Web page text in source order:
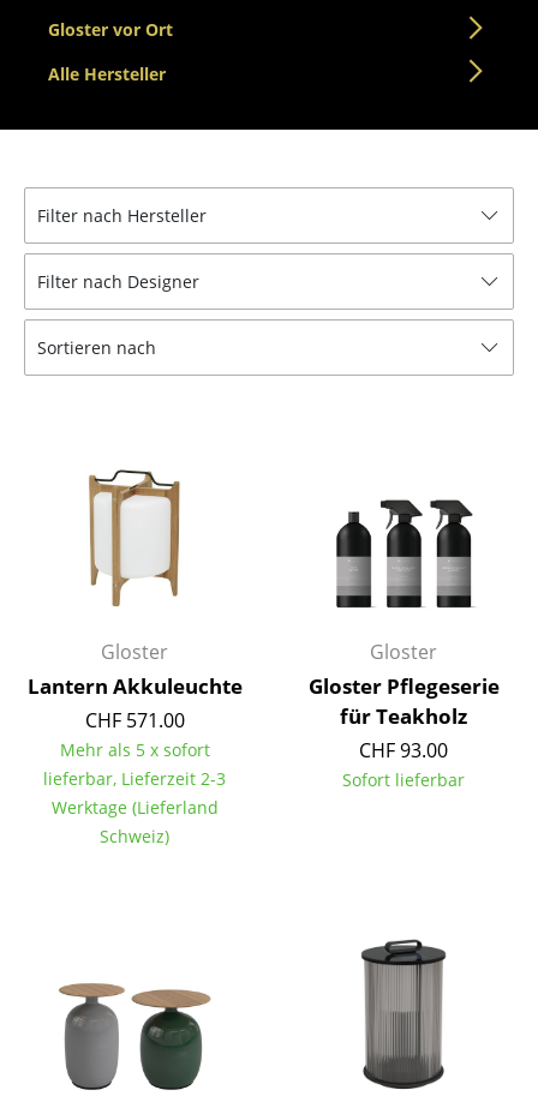
Sekretäre & PC-Tische
Konferenztische
Stehtische & Stehpulte
Kindertische
Einzelteile
... alle Tische
Aufbewahren
Bücherregale
Wandregale
Sideboards & Kommoden
TV Möbel
Kleinaufbewahrung
Einzelteile
Gloster vor Ort
Alle Hersteller
Filter nach Hersteller
Filter nach Designer
Sortieren nach
Gloster
Lantern Akkuleuchte
CHF 571.00
Mehr als 5 x sofort
lieferbar, Lieferzeit 2-3
Werktage (Lieferland
Schweiz)
Gloster
Gloster Pflegeserie
für Teakholz
CHF 93.00
Sofort lieferbar